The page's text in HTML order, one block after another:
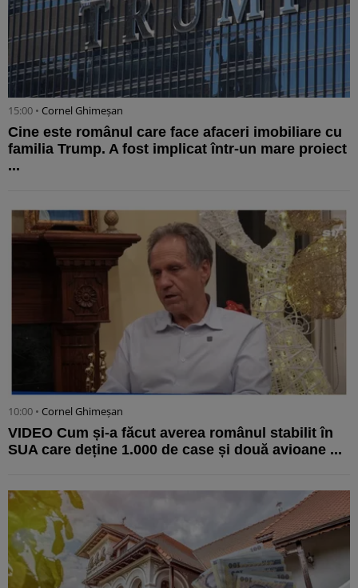
15:00 • Cornel Ghimeșan
Cine este românul care face afaceri imobiliare cu
familia Trump. A fost implicat într-un mare proiect
...
10:00 • Cornel Ghimeșan
VIDEO Cum și-a făcut averea românul stabilit în
SUA care deține 1.000 de case și două avioane ...